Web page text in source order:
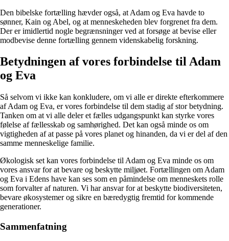
Den bibelske fortælling hævder også, at Adam og Eva havde to
sønner, Kain og Abel, og at menneskeheden blev forgrenet fra dem.
Der er imidlertid nogle begrænsninger ved at forsøge at bevise eller
modbevise denne fortælling gennem videnskabelig forskning.
Betydningen af vores forbindelse til Adam
og Eva
Så selvom vi ikke kan konkludere, om vi alle er direkte efterkommere
af Adam og Eva, er vores forbindelse til dem stadig af stor betydning.
Tanken om at vi alle deler et fælles udgangspunkt kan styrke vores
følelse af fællesskab og samhørighed. Det kan også minde os om
vigtigheden af at passe på vores planet og hinanden, da vi er del af den
samme menneskelige familie.
Økologisk set kan vores forbindelse til Adam og Eva minde os om
vores ansvar for at bevare og beskytte miljøet. Fortællingen om Adam
og Eva i Edens have kan ses som en påmindelse om menneskets rolle
som forvalter af naturen. Vi har ansvar for at beskytte biodiversiteten,
bevare økosystemer og sikre en bæredygtig fremtid for kommende
generationer.
Sammenfatning